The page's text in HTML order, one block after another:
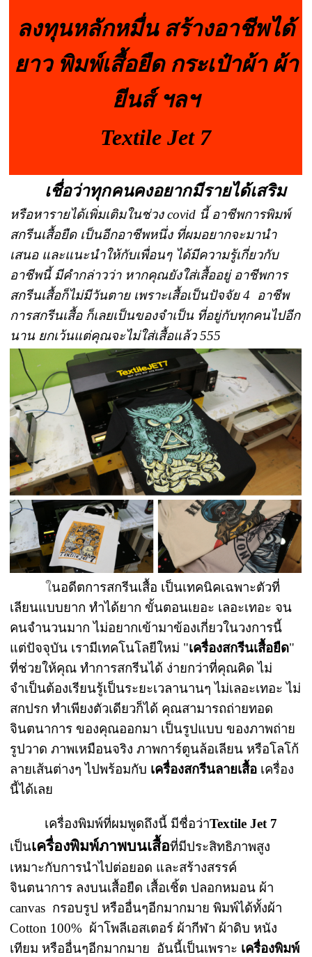
ลงทุนหลักหมื่น สร้างอาชีพได้
ยาว พิมพ์เสื้อยืด กระเป๋าผ้า ผ้า
ยีนส์ ฯลฯ
Textile Jet 7
เชื่อว่าทุกคนคงอยากมีรายได้เสริม
หรือหารายได้เพิ่มเติมในช่วง covid นี้ อาชีพการพิมพ์
สกรีนเสื้อยืด เป็นอีกอาชีพหนึ่ง ที่ผมอยากจะมานำ
เสนอ และแนะนำให้กับเพื่อนๆ ได้มีความรู้เกี่ยวกับ
อาชีพนี้ มีคำกล่าวว่า หากคุณยังใส่เสื้ออยู่ อาชีพการ
สกรีนเสื้อก็ไม่มีวันตาย เพราะเสื้อเป็นปัจจัย 4 อาชีพ
การสกรีนเสื้อ ก็เลยเป็นของจำเป็น ที่อยู่กับทุกคนไปอีก
นาน ยกเว้นแต่คุณจะไม่ใส่เสื้อแล้ว 555
ในอดีตการสกรีนเสื้อ เป็นเทคนิคเฉพาะตัวที่
เลียนแบบยาก ทำได้ยาก ขั้นตอนเยอะ เลอะเทอะ จน
คนจำนวนมาก ไม่อยากเข้ามาข้องเกี่ยวในวงการนี้
แต่ปัจจุบัน เรามีเทคโนโลยีใหม่ "เครื่องสกรีนเสื้อยืด"
ที่ช่วยให้คุณ ทำการสกรีนได้ ง่ายกว่าที่คุณคิด ไม่
จำเป็นต้องเรียนรู้เป็นระยะเวลานานๆ ไม่เลอะเทอะ ไม่
สกปรก ทำเพียงตัวเดียวก็ได้ คุณสามารถถ่ายทอด
จินตนาการ ของคุณออกมา เป็นรูปแบบ ของภาพถ่าย
รูปวาด ภาพเหมือนจริง ภาพการ์ตูนล้อเลียน หรือโลโก้
ลายเส้นต่างๆ ไปพร้อมกับ เครื่องสกรีนลายเสื้อ เครื่อง
นี้ได้เลย
เครื่องพิมพ์ที่ผมพูดถึงนี้ มีชื่อว่าTextile Jet 7
เป็นเครื่องพิมพ์ภาพบนเสื้อที่มีประสิทธิภาพสูง
เหมาะกับการนำไปต่อยอด และสร้างสรรค์
จินตนาการ ลงบนเสื้อยืด เสื้อเชิ้ต ปลอกหมอน ผ้า
canvas กรอบรูป หรืออื่นๆอีกมากมาย พิมพ์ได้ทั้งผ้า
Cotton 100% ผ้าโพลีเอสเตอร์ ผ้ากีฬา ผ้าดิบ หนัง
เทียม หรืออื่นๆอีกมากมาย อันนี้เป็นเพราะ เครื่องพิมพ์